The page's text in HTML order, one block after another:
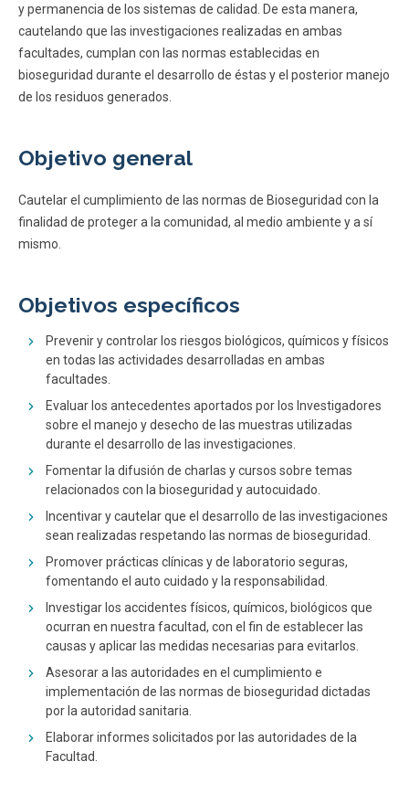
y permanencia de los sistemas de calidad. De esta manera,
cautelando que las investigaciones realizadas en ambas
facultades, cumplan con las normas establecidas en
bioseguridad durante el desarrollo de éstas y el posterior manejo
de los residuos generados.
Objetivo general
Cautelar el cumplimiento de las normas de Bioseguridad con la
finalidad de proteger a la comunidad, al medio ambiente y a sí
mismo.
Objetivos específicos
Prevenir y controlar los riesgos biológicos, químicos y físicos
en todas las actividades desarrolladas en ambas
facultades.
Evaluar los antecedentes aportados por los Investigadores
sobre el manejo y desecho de las muestras utilizadas
durante el desarrollo de las investigaciones.
Fomentar la difusión de charlas y cursos sobre temas
relacionados con la bioseguridad y autocuidado.
Incentivar y cautelar que el desarrollo de las investigaciones
sean realizadas respetando las normas de bioseguridad.
Promover prácticas clínicas y de laboratorio seguras,
fomentando el auto cuidado y la responsabilidad.
Investigar los accidentes físicos, químicos, biológicos que
ocurran en nuestra facultad, con el fin de establecer las
causas y aplicar las medidas necesarias para evitarlos.
Asesorar a las autoridades en el cumplimiento e
implementación de las normas de bioseguridad dictadas
por la autoridad sanitaria.
Elaborar informes solicitados por las autoridades de la
Facultad.